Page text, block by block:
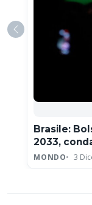
Brasile:
2033,
MONDO 3